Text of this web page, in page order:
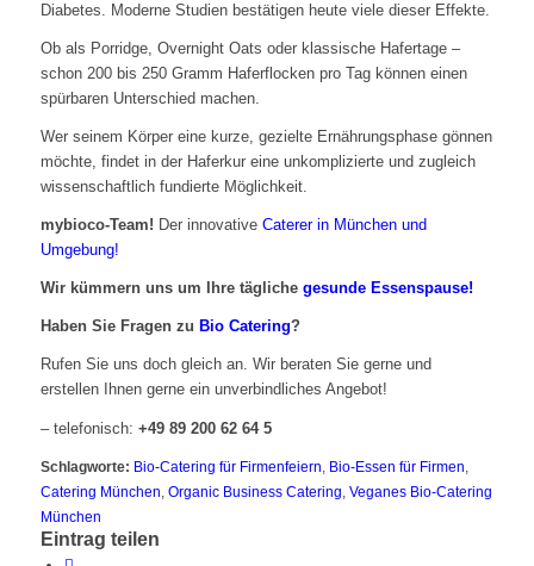
Diabetes. Moderne Studien bestätigen heute viele dieser Effekte.
Ob als Porridge, Overnight Oats oder klassische Hafertage –
schon 200 bis 250 Gramm Haferflocken pro Tag können einen
spürbaren Unterschied machen.
Wer seinem Körper eine kurze, gezielte Ernährungsphase gönnen
möchte, findet in der Haferkur eine unkomplizierte und zugleich
wissenschaftlich fundierte Möglichkeit.
mybioco-Team! Der innovative Caterer in München und
Umgebung!
Wir kümmern uns um Ihre tägliche gesunde Essenspause!
Haben Sie Fragen zu Bio Catering?
Rufen Sie uns doch gleich an. Wir beraten Sie gerne und
erstellen Ihnen gerne ein unverbindliches Angebot!
– telefonisch: +49 89 200 62 64 5
Schlagworte: Bio-Catering für Firmenfeiern Bio-Essen für Firmen
Catering München Organic Business Catering Veganes Bio-Catering
München
Eintrag teilen